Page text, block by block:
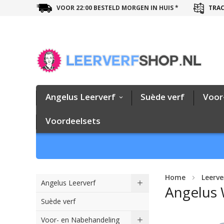
VOOR 22:00 BESTELD MORGEN IN HUIS *
Angelus Leerverf Suède verf
Voordeelsets
Home
Angelus
Angelus Leerverf
Suède verf
Voor- en Nabehandeling